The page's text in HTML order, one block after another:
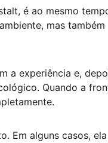
é ao mesmo
mas também
a experiência e,
Quando a
Em alguns casos,